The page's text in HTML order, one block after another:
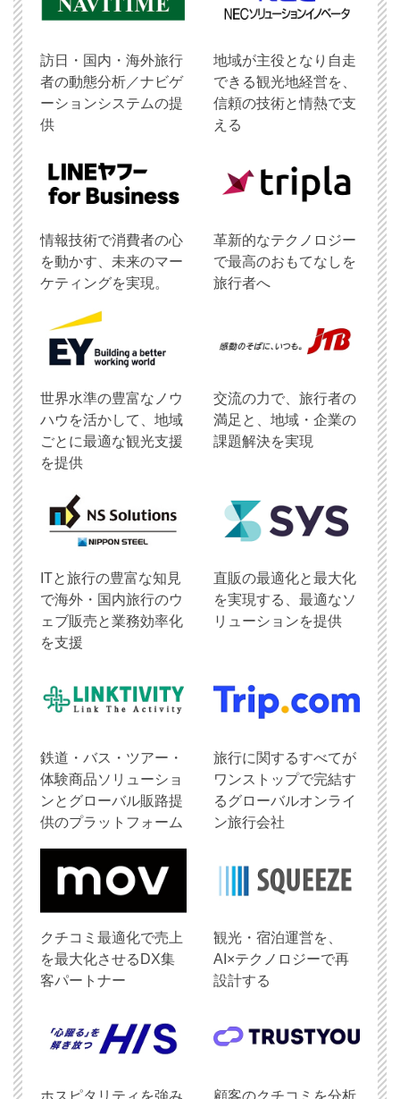
訪日・国内・海外旅行
者の動態分析／ナビゲ
ーションシステムの提
供
地域が主役となり自走
できる観光地経営を、
信頼の技術と情熱で支
える
情報技術で消費者の心
を動かす、未来のマー
ケティングを実現。
革新的なテクノロジー
で最高のおもてなしを
旅行者へ
世界水準の豊富なノウ
ハウを活かして、地域
ごとに最適な観光支援
を提供
交流の力で、旅行者の
満足と、地域・企業の
課題解決を実現
ITと旅行の豊富な知見
で海外・国内旅行のウ
ェブ販売と業務効率化
を支援
直販の最適化と最大化
を実現する、最適なソ
リューションを提供
鉄道・バス・ツアー・
体験商品ソリューショ
ンとグローバル販路提
供のプラットフォーム
旅行に関するすべてが
ワンストップで完結す
るグローバルオンライ
ン旅行会社
クチコミ最適化で売上
を最大化させるDX集
客パートナー
観光・宿泊運営を、
AI×テクノロジーで再
設計する